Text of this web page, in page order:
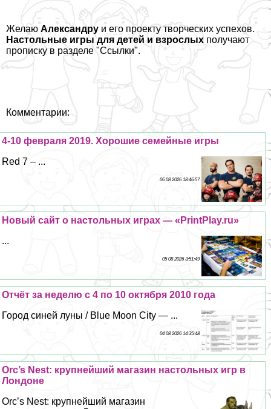
Желаю Александру и его проекту творческих успехов.
Настольные игры для детей и взрослых получают
прописку в разделе "Ссылки".
Комментарии:
4-10 февраля 2019. Хорошие семейные игры
Red 7 – ...
06 08 2026 18:46:57
Новый сайт о настольных играх — «PrintPlay.ru»
...
05 08 2026 3:51:49
Отчёт за неделю с 4 по 10 октября 2010 года
Город синей луны / Blue Moon City — ...
04 08 2026 14:35:48
Orc’s Nest: крупнейший магазин настольных игр в
Лондоне
Orc’s Nest: крупнейший магазин